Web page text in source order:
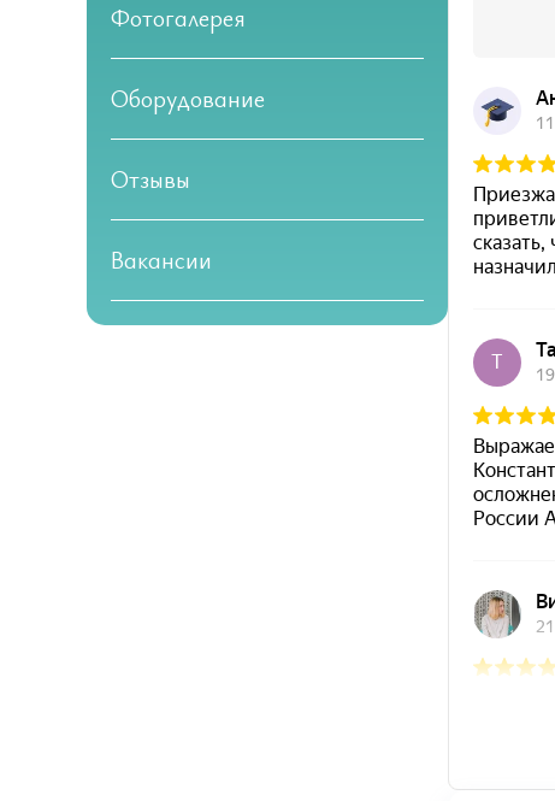
Фотогалерея
Оборудование
Отзывы
Вакансии